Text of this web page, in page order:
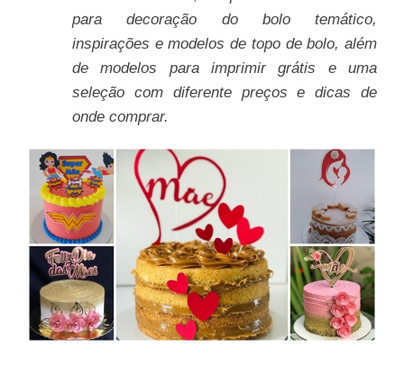
para decoração do bolo temático,
inspirações e modelos de topo de bolo, além
de modelos para imprimir grátis e uma
seleção com diferente preços e dicas de
onde comprar.